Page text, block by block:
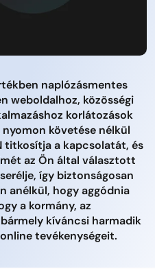
naplózásmentes
weboldalhoz, közösségi
korlátozások
követése nélkül
titkosítja a kapcsolatát, és
az Ön által választott
így biztonságosan
anélkül, hogy aggódnia
a kormány, az
kíváncsi harmadik
tevékenységeit.